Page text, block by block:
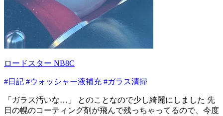
ロードスター NB8C
#日記 #ウォッシャー液補充 #ガラス清掃
「ガラス汚いな…」 とのことなので少し綺麗にしました 先
日の幌のコーティング剤が飛んで残っちゃってるので、今度